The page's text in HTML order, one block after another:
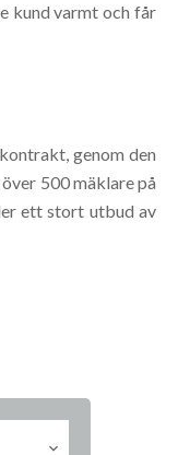
kund varmt och får
genom den
500 mäklare på
ett stort utbud av